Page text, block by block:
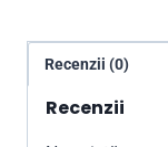
Recenzii (0)
Recenzii